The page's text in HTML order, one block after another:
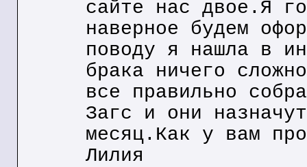
сайте нас двое.Я
наверное будем
поводу я нашла в
брака ничего
все правильно
Загс и они
месяц.Как у вам
Лилия